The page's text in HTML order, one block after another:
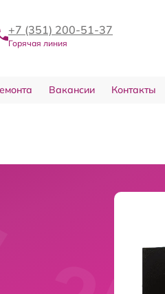
+7 (351) 200-51-37
Горячая линия
Вакансии Контакты